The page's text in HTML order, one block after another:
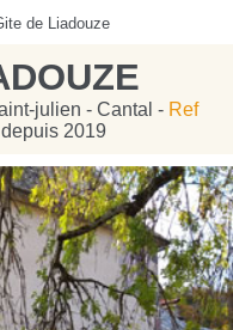
de Liadouze
julien - Cantal - Ref
2019